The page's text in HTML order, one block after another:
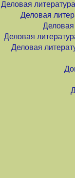
Деловая
Деловая
Деловая
Деловая